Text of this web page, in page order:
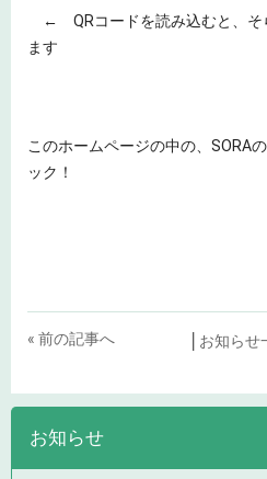
← QRコードを読み込むと、そ
ます
このホームページの中の、SORA
ック！
« 前の記事へ お知らせ
お知らせ